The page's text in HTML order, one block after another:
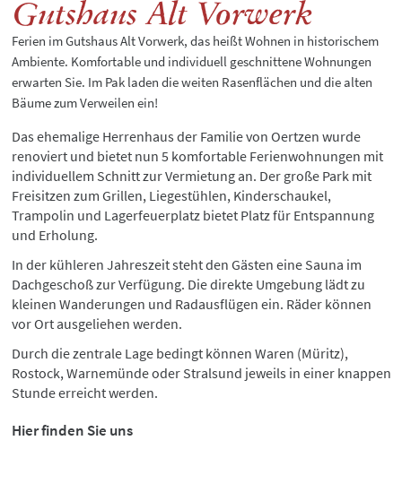
Gutshaus Alt Vorwerk
Ferien im Gutshaus Alt Vorwerk, das heißt Wohnen in historischem
Ambiente. Komfortable und individuell geschnittene Wohnungen
erwarten Sie. Im Pak laden die weiten Rasenflächen und die alten
Bäume zum Verweilen ein!
Das ehemalige Herrenhaus der Familie von Oertzen wurde
renoviert und bietet nun 5 komfortable Ferienwohnungen mit
individuellem Schnitt zur Vermietung an. Der große Park mit
Freisitzen zum Grillen, Liegestühlen, Kinderschaukel,
Trampolin und Lagerfeuerplatz bietet Platz für Entspannung
und Erholung.
In der kühleren Jahreszeit steht den Gästen eine Sauna im
Dachgeschoß zur Verfügung. Die direkte Umgebung lädt zu
kleinen Wanderungen und Radausflügen ein. Räder können
vor Ort ausgeliehen werden.
Durch die zentrale Lage bedingt können Waren (Müritz),
Rostock, Warnemünde oder Stralsund jeweils in einer knappen
Stunde erreicht werden.
Hier finden Sie uns